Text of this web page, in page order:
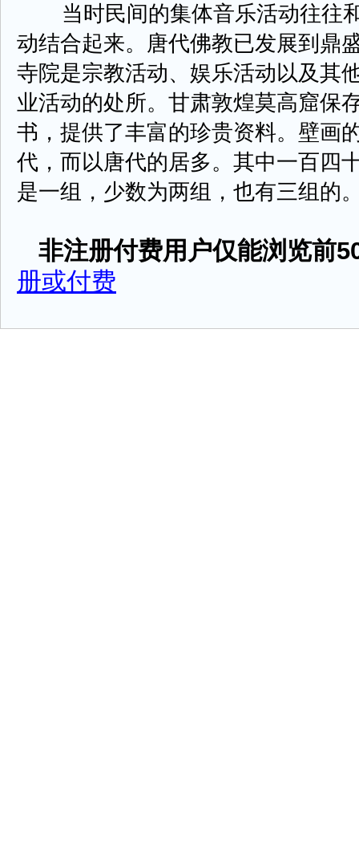
当时民间的集体音乐活动往往
动结合起来。唐代佛教已发展到鼎
寺院是宗教活动、娱乐活动以及其
业活动的处所。甘肃敦煌莫高窟保
书，提供了丰富的珍贵资料。壁画
代，而以唐代的居多。其中一百四
是一组，少数为两组，也有三组的
非注册付费用户仅能浏览前
册或付费